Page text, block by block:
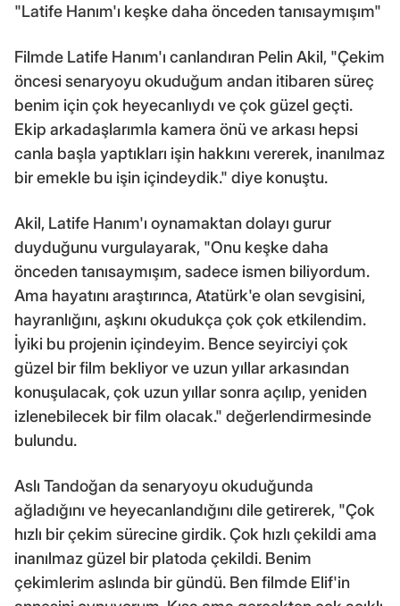
"Latife Hanım'ı keşke daha önceden tanısaymışım"
Filmde Latife Hanım'ı canlandıran Pelin Akil, "Çekim
öncesi senaryoyu okuduğum andan itibaren süreç
benim için çok heyecanlıydı ve çok güzel geçti.
Ekip arkadaşlarımla kamera önü ve arkası hepsi
canla başla yaptıkları işin hakkını vererek, inanılmaz
bir emekle bu işin içindeydik." diye konuştu.
Akil, Latife Hanım'ı oynamaktan dolayı gurur
duyduğunu vurgulayarak, "Onu keşke daha
önceden tanısaymışım, sadece ismen biliyordum.
Ama hayatını araştırınca, Atatürk'e olan sevgisini,
hayranlığını, aşkını okudukça çok çok etkilendim.
İyiki bu projenin içindeyim. Bence seyirciyi çok
güzel bir film bekliyor ve uzun yıllar arkasından
konuşulacak, çok uzun yıllar sonra açılıp, yeniden
izlenebilecek bir film olacak." değerlendirmesinde
bulundu.
Aslı Tandoğan da senaryoyu okuduğunda
ağladığını ve heyecanlandığını dile getirerek, "Çok
hızlı bir çekim sürecine girdik. Çok hızlı çekildi ama
inanılmaz güzel bir platoda çekildi. Benim
çekimlerim aslında bir gündü. Ben filmde Elif'in